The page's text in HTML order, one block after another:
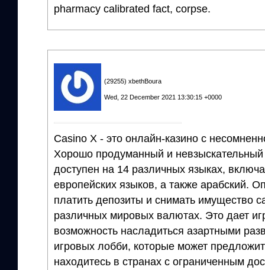
pharmacy calibrated fact, corpse.
(29255) xbethBoura
Wed, 22 December 2021 13:30:15 +0000
Casino X - это онлайн-казино с
Хорошо продуманный и невзыскательный
доступен на 14 различных языках,
европейских языков, а также арабский.
платить депозиты и снимать имущество
различных мировых валютах. Это дает
возможность насладиться азартными
игровых лобби, которые может
находитесь в странах с ограниченным